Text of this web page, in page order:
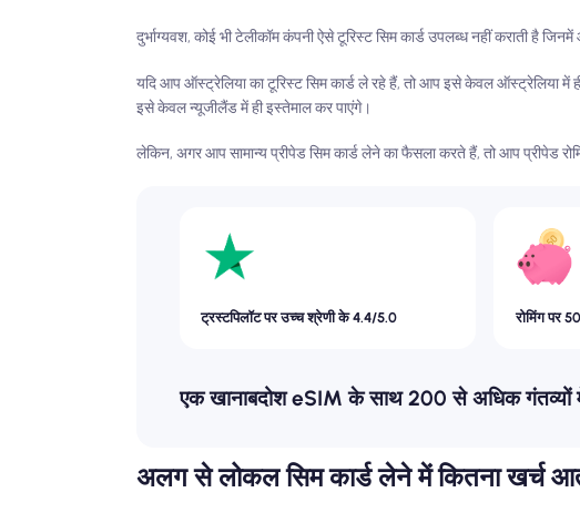
दुर्भाग्यवश, कोई भी टेलीकॉम कंपनी ऐसे टूरिस्ट सिम कार्ड उपलब्ध नहीं कराती है
यदि आप ऑस्ट्रेलिया का टूरिस्ट सिम कार्ड ले रहे हैं, तो आप इसे केवल ऑस्ट्रेलिया में
इसे केवल न्यूजीलैंड में ही इस्तेमाल कर पाएंगे।
लेकिन, अगर आप सामान्य प्रीपेड सिम कार्ड लेने का फैसला करते हैं, तो आप प्रीपेड
ट्रस्टपिलॉट पर उच्च श्रेणी के 4.4/5.0 रोमिंग पर
एक खानाबदोश eSIM के साथ 200 से अधिक
अलग से लोकल सिम कार्ड लेने में कितना खर्च